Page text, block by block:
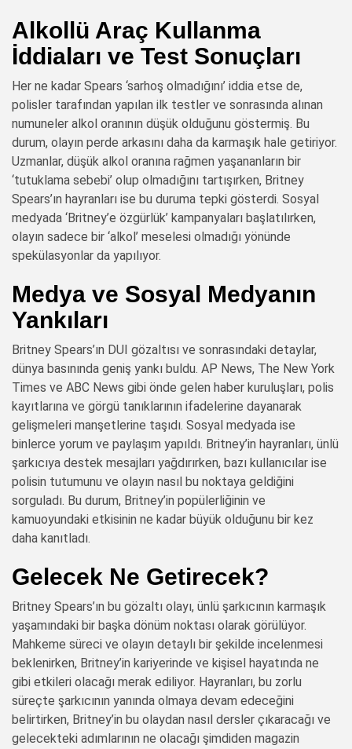
Alkollü Araç Kullanma
İddiaları ve Test Sonuçları
Her ne kadar Spears ‘sarhoş olmadığını’ iddia etse de,
polisler tarafından yapılan ilk testler ve sonrasında alınan
numuneler alkol oranının düşük olduğunu göstermiş. Bu
durum, olayın perde arkasını daha da karmaşık hale getiriyor.
Uzmanlar, düşük alkol oranına rağmen yaşananların bir
‘tutuklama sebebi’ olup olmadığını tartışırken, Britney
Spears’ın hayranları ise bu duruma tepki gösterdi. Sosyal
medyada ‘Britney’e özgürlük’ kampanyaları başlatılırken,
olayın sadece bir ‘alkol’ meselesi olmadığı yönünde
spekülasyonlar da yapılıyor.
Medya ve Sosyal Medyanın
Yankıları
Britney Spears’ın DUI gözaltısı ve sonrasındaki detaylar,
dünya basınında geniş yankı buldu. AP News, The New York
Times ve ABC News gibi önde gelen haber kuruluşları, polis
kayıtlarına ve görgü tanıklarının ifadelerine dayanarak
gelişmeleri manşetlerine taşıdı. Sosyal medyada ise
binlerce yorum ve paylaşım yapıldı. Britney’in hayranları, ünlü
şarkıcıya destek mesajları yağdırırken, bazı kullanıcılar ise
polisin tutumunu ve olayın nasıl bu noktaya geldiğini
sorguladı. Bu durum, Britney’in popülerliğinin ve
kamuoyundaki etkisinin ne kadar büyük olduğunu bir kez
daha kanıtladı.
Gelecek Ne Getirecek?
Britney Spears’ın bu gözaltı olayı, ünlü şarkıcının karmaşık
yaşamındaki bir başka dönüm noktası olarak görülüyor.
Mahkeme süreci ve olayın detaylı bir şekilde incelenmesi
beklenirken, Britney’in kariyerinde ve kişisel hayatında ne
gibi etkileri olacağı merak ediliyor. Hayranları, bu zorlu
süreçte şarkıcının yanında olmaya devam edeceğini
belirtirken, Britney’in bu olaydan nasıl dersler çıkaracağı ve
gelecekteki adımlarının ne olacağı şimdiden magazin